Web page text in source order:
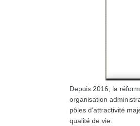
Depuis 2016, la
organisation
pôles d’attractivité
qualité de vie.